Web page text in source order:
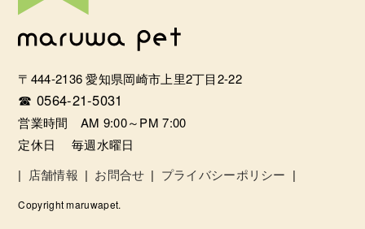
〒444-2136 愛知県岡崎市上里2丁目2-22
☎ 0564-21-5031
営業時間 AM 9:00～PM 7:00
定休日 毎週水曜日
| 店舗情報 | お問合せ | プライバシーポリシー |
Copyright maruwapet.